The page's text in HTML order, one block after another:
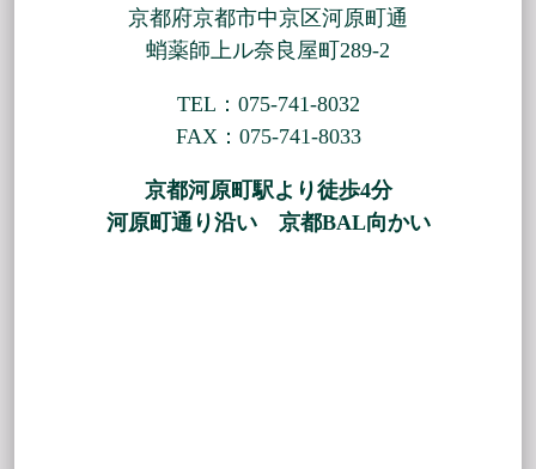
京都府京都市中京区河原町通
蛸薬師上ル奈良屋町289-2
TEL：075-741-8032
FAX：075-741-8033
京都河原町駅より徒歩4分
河原町通り沿い 京都BAL向かい